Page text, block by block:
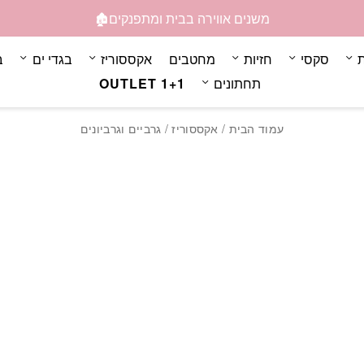
משנים אווירה בבית ומתפנקים🏚️
סקסי חזיות מחטבים אקססוריז בגדי ים
תחתונים
OUTLET 1+1
עמוד הבית / אקססוריז/ גרביים וגרביונים